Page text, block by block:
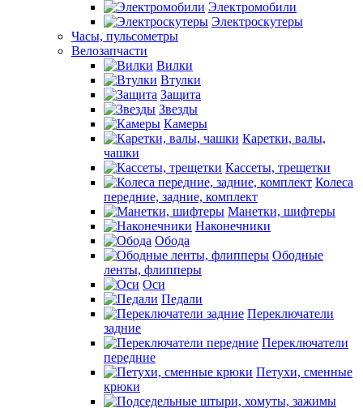
Электромобили
Электроскутеры
Часы, пульсометры
Велозапчасти
Вилки
Втулки
Защита
Звезды
Камеры
Каретки, валы,
чашки
Кассеты, трещетки
Колеса
передние, задние, комплект
Манетки, шифтеры
Наконечники
Обода
Ободные
ленты, флипперы
Оси
Педали
Переключатели
задние
Переключатели
передние
Петухи, сменные
крюки